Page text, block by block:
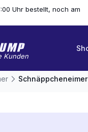
Uhr bestellt, noch am
Kunden